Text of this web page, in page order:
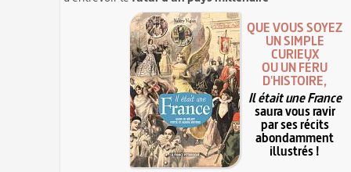
QUE VOUS SOYEZ
UN SIMPLE
CURIEUX
OU UN FÉRU
D'HISTOIRE,
Il était une France
saura vous ravir
par ses récits
abondamment
illustrés !